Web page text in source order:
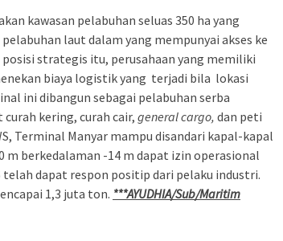
kawasan pelabuhan seluas 350 ha yang
laut dalam yang mempunyai akses ke
strategis itu, perusahaan yang memiliki
biaya logistik yang terjadi bila lokasi
ini dibangun sebagai pelabuhan serba
kering, curah cair, general cargo, dan peti
Terminal Manyar mampu disandari kapal-kapal
m berkedalaman -14 m dapat izin operasional
telah dapat respon positip dari pelaku industri.
1,3 juta ton. ***AYUDHIA/Sub/Maritim